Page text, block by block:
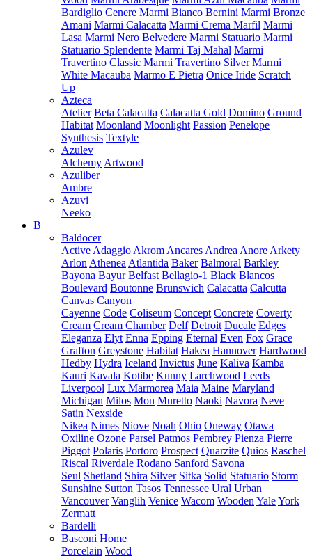
Bardiglio Cenere Marmi Bianco Bernini Marmi Bronze
Amani Marmi Calacatta Marmi Crema Marfil Marmi
Lasa Marmi Nero Belvedere Marmi Statuario Marmi
Statuario Splendente Marmi Taj Mahal Marmi
Travertino Classic Marmi Travertino Silver Marmi
White Macauba Marmo E Pietra Onice Iride Scratch
Up
Azteca
Atelier Beta Calacatta Calacatta Gold Domino Ground
Habitat Moonland Moonlight Passion Penelope
Synthesis Textyle
Azulev
Alchemy Artwood
Azuliber
Ambre
Azuvi
Neeko
B
Baldocer
Active Adaggio Akrom Ancares Andrea Anore Arkety
Arlon Athenea Atlantida Baker Balmoral Barkley
Bayona Bayur Belfast Bellagio-1 Black Blancos
Boulevard Boutonne Brunswich Calacatta Calcutta
Canvas Canyon
Cayenne Code Coliseum Concept Concrete Coverty
Cream Cream Chamber Delf Detroit Ducale Edges
Eleganza Elyt Enna Epping Eternal Even Fox Grace
Grafton Greystone Habitat Hakea Hannover Hardwood
Hedby Hydra Iceland Invictus June Kaliva Kamba
Kauri Kavala Kotibe Kunny Larchwood Leeds
Liverpool Lux Marmorea Maia Maine Maryland
Michigan Milos Mon Muretto Naoki Navora Neve
Satin Nexside
Nikea Nimes Niove Noah Ohio Oneway Otawa
Oxiline Ozone Parsel Patmos Pembrey Pienza Pierre
Piggot Polaris Portoro Prospect Quarzite Quios Raschel
Riscal Riverdale Rodano Sanford Savona
Seul Shetland Shira Silver Sitka Solid Statuario Storm
Sunshine Sutton Tasos Tennessee Ural Urban
Vancouver Vanglih Venice Wacom Wooden YaleYork
Zermatt
Bardelli
Basconi Home
Porcelain Wood